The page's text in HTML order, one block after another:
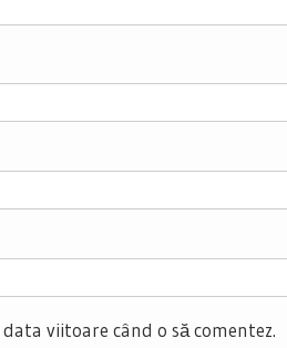
viitoare când o să comentez.